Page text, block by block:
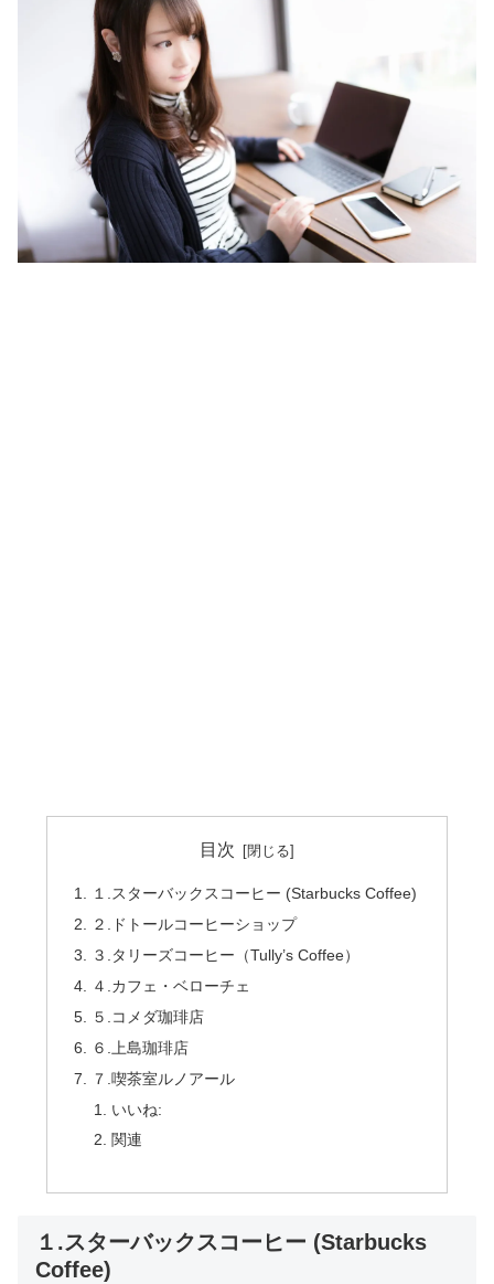
目次
１.スターバックスコーヒー (Starbucks Coffee)
２.ドトールコーヒーショップ
３.タリーズコーヒー（Tully’s Coffee）
４.カフェ・ベローチェ
５.コメダ珈琲店
６.上島珈琲店
７.喫茶室ルノアール
いいね:
関連
１.スターバックスコーヒー (Starbucks
Coffee)